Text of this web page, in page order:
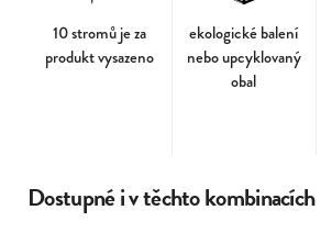
10 stromů je za
produkt vysazeno
ekologické balení
nebo upcyklovaný
obal
Dostupné i v těchto kombinacích